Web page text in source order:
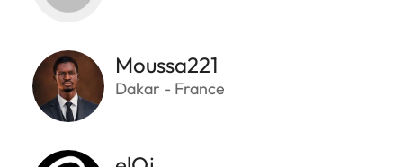
Moussa221
Dakar - France